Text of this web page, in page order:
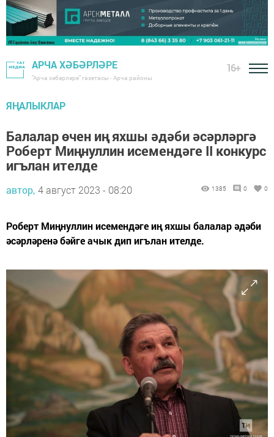
АРЧА ХӘБӘРЛӘРЕ
"Арча хәбәрләре" газетасы - Арча районы
16+
ЯҢАЛЫКЛАР
Балалар өчен иң яхшы әдәби әсәрләргә
Роберт Миңнуллин исемендәге II конкурс
игълан ителде
автор, 4 август 2023 - 08:20 1385 0 0
Роберт Миңнуллин исемендәге иң яхшы балалар әдәби
әсәрләренә бәйге ачык дип игълан ителде.